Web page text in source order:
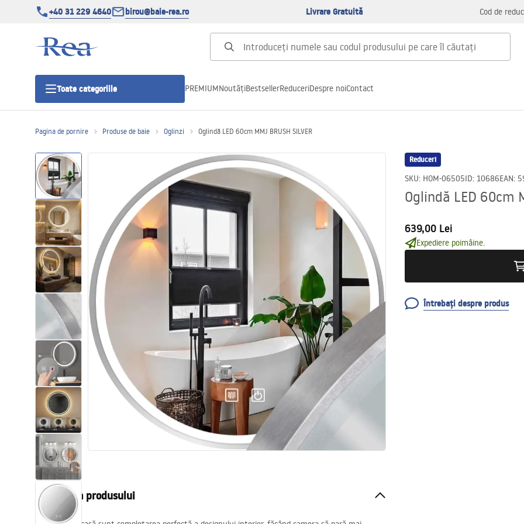
+40 31 229 4640 birou@baie-rea.ro Livrare Gratuită Cod de
Toate categoriile
Usi pentru cabine de dus
Cadite de dus
Rigole Liniare
Vase WC si Bideuri
Lavoare
Cazi cu paravane
Baterii sanitare
Dusuri
Bucatarie
Accesorii și mobilier pentru baie
PREMIUMNoutățiBestsellerReduceriDespre noiContact
Pagina de pornire Produse de baie Oglinzi Oglindă LED 60cm MMJ BRUSH SILVER
Reduceri
SKU: HOM-06505ID: 10686EAN:
Oglindă LED 60cm
639,00 Lei
Expediere poimâine.
Întrebați despre produs
Descrierea produsului